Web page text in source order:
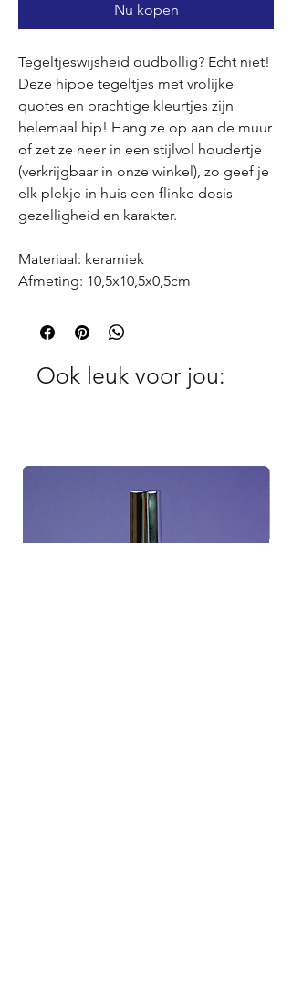
Nu kopen
Tegeltjeswijsheid oudbollig? Echt niet!
Deze hippe tegeltjes met vrolijke
quotes en prachtige kleurtjes zijn
helemaal hip! Hang ze op aan de muur
of zet ze neer in een stijlvol houdertje
(verkrijgbaar in onze winkel), zo geef je
elk plekje in huis een flinke dosis
gezelligheid en karakter.
Materiaal: keramiek
Afmeting: 10,5x10,5x0,5cm
Ook leuk voor jou: